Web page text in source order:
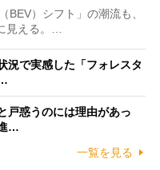
）シフト」の潮流も、
見える。…
況で実感した「フォレスタ
戸惑うのには理由があっ
…
一覧を見る